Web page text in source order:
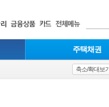
주택채권
축소/확대보기